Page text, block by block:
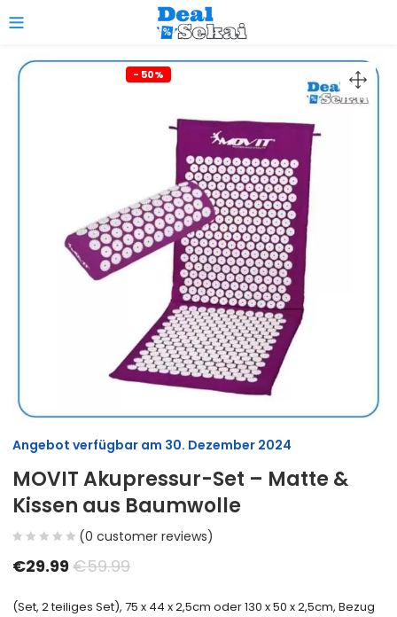
- 50%
Angebot verfügbar am 30. Dezember 2024
MOVIT Akupressur-Set – Matte &
Kissen aus Baumwolle
(0 customer reviews)
€29.99€59.99
(Set, 2 teiliges Set), 75 x 44 x 2,5cm oder 130 x 50 x 2,5cm, Bezug